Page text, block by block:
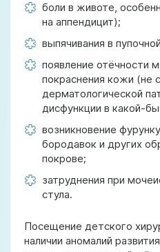
боли в животе,
на аппендицит);
выпячивания в
появление отёчности
покраснения кожи (не
дерматологической
дисфункции в какой-
возникновение
бородавок и других
покрове;
затруднения при
стула.
Посещение детского
наличии аномалий